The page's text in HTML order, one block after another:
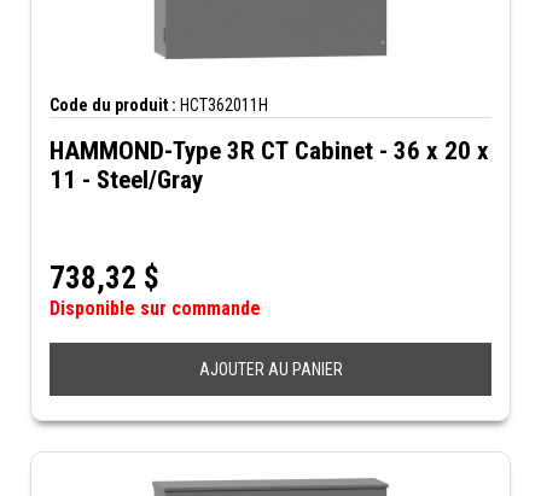
Code du produit : HCT362011H
HAMMOND-Type 3R CT Cabinet - 36 x 20 x
11 - Steel/Gray
738,32 $
Disponible sur commande
AJOUTER AU PANIER